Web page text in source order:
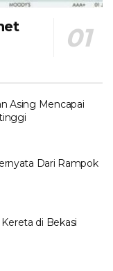
Asing Mencapai
Dari Rampok
di Bekasi